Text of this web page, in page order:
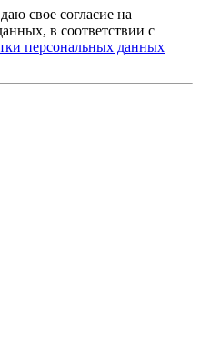
свое согласие на
в соответствии с
персональных данных